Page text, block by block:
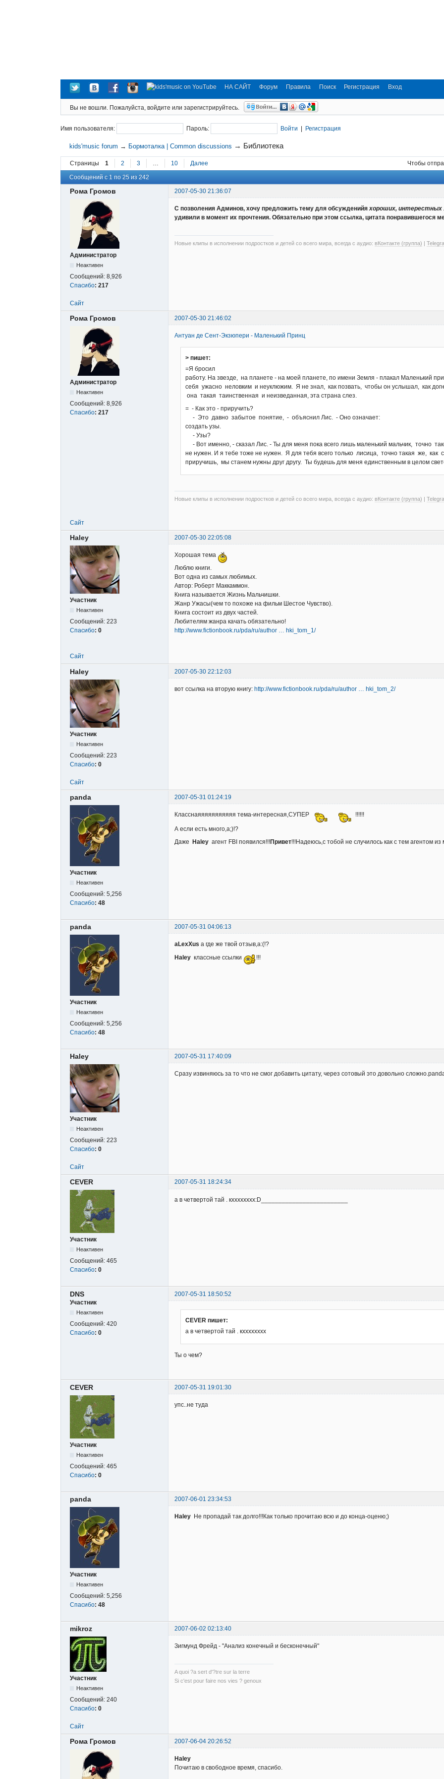
НА САЙТ Форум Правила Поиск Регистрация Вход
Вы не вошли. Пожалуйста, войдите или зарегистрируйтесь.
Имя пользователя: Пароль: Войти | Регистрация
kids'music forum → Бормоталка | Common discussions → Библиотека
Страницы 1 2 3 … 10 Далее
Чтобы
Сообщений с 1 по 25 из 242
Рома Громов 2007-05-30 21:36:07
Администратор
Неактивен
Сообщений: 8,926
Спасибо: 217
С позволения Админов, хочу предложить тему для обсужденийяхороших, интерестных
удивили в момент их прочтения. Обязательно при этом ссылка, цитата понравившегося
Новые клипы в исполнении подростков и детей со всего мира, всегда с аудио: вКонтакте (группа) |
Сайт
Рома Громов 2007-05-30 21:46:02
Администратор
Неактивен
Сообщений: 8,926
Спасибо: 217
Антуан де Сент-Экзюпери - Маленький Принц
> пишет:
=Я бросил
работу. На звезде, на планете - на моей планете, по имени Земля - плакал Маленький
себя ужасно неловким и неуклюжим. Я не знал, как позвать, чтобы он услышал, как
она такая таинственная и неизведанная, эта страна слез.
= - Как это - приручить?
- Это давно забытое понятие, - объяснил Лис. - Оно означает:
создать узы.
- Узы?
- Вот именно, - сказал Лис. - Ты для меня пока всего лишь маленький мальчик, точно
не нужен. И я тебе тоже не нужен. Я для тебя всего только лисица, точно такая же, как
приручишь, мы станем нужны друг другу. Ты будешь для меня единственным в целом
Новые клипы в исполнении подростков и детей со всего мира, всегда с аудио: вКонтакте (группа) |
Сайт
Haley 2007-05-30 22:05:08
Участник
Неактивен
Сообщений: 223
Спасибо: 0
Хорошая тема
Люблю книги.
Вот одна из самых любимых.
Автор: Роберт Маккаммон.
Книга называется Жизнь Мальчишки.
Жанр Ужасы(чем то похоже на фильм Шестое Чувство).
Книга состоит из двух частей.
Любителям жанра качать обязательно!
http://www.fictionbook.ru/pda/ru/author … hki_tom_1/
Сайт
Haley 2007-05-30 22:12:03
Участник
Неактивен
Сообщений: 223
Спасибо: 0
вот ссылка на вторую книгу: http://www.fictionbook.ru/pda/ru/author … hki_tom_2/
Сайт
panda 2007-05-31 01:24:19
Участник
Неактивен
Сообщений: 5,256
Спасибо: 48
Класснаяяяяяяяяяяя тема-интересная,СУПЕР !!!!!!
А если есть много,а;)!?
Даже
Haley агент FBI появился!!!Привет!!!Надеюсь,с тобой не случилось как с тем агентом из
panda 2007-05-31 04:06:13
Участник
Неактивен
Сообщений: 5,256
Спасибо: 48
aLexXus а где же твой отзыв,а:(!?
Haley классные ссылки !!!
Haley 2007-05-31 17:40:09
Участник
Неактивен
Сообщений: 223
Спасибо: 0
Сразу извиняюсь за то что не смог добавить цитату, через сотовый это довольно
Сайт
CEVER 2007-05-31 18:24:34
Участник
Неактивен
Сообщений: 465
Спасибо: 0
а в четвертой тай . кхххххххх:D_________________________
DNS
2007-05-31 18:50:52
Участник
Неактивен
Сообщений: 420
Спасибо: 0
CEVER пишет:
а в четвертой тай . кхххххххх
Ты о чем?
CEVER 2007-05-31 19:01:30
Участник
Неактивен
Сообщений: 465
Спасибо: 0
упс..не туда
panda 2007-06-01 23:34:53
Участник
Неактивен
Сообщений: 5,256
Спасибо: 48
Haley Не пропадай так долго!!!Как только прочитаю всю и до конца-оценю;)
mikroz 2007-06-02 02:13:40
Участник
Неактивен
Сообщений: 240
Спасибо: 0
Зигмунд Фрейд - "Анализ конечный и бесконечный"
A quoi ?a sert d'?tre sur la terre
Si c'est pour faire nos vies ? genoux
Сайт
Рома Громов 2007-06-04 20:26:52
Haley
Почитаю в свободное время, спасибо.